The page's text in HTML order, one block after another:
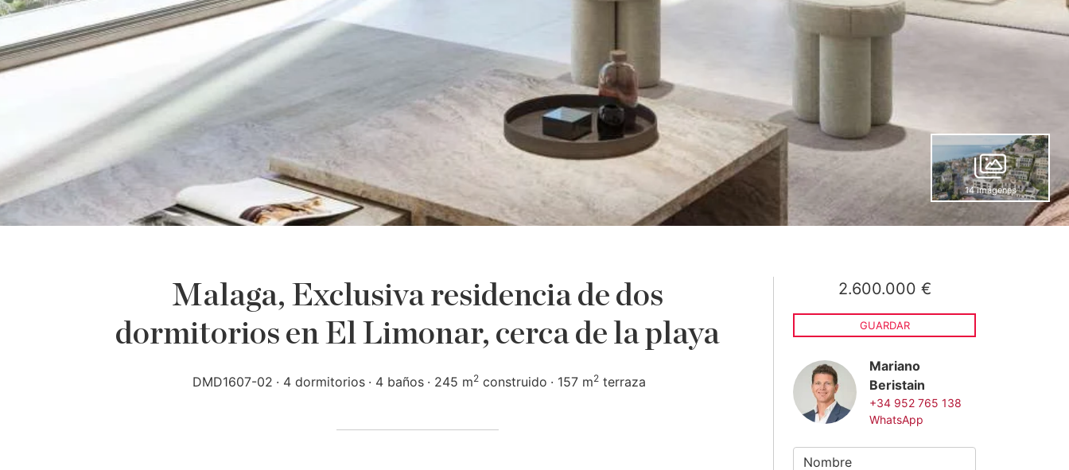
14 imágenes
Malaga, Exclusiva residencia de dos
dormitorios en El Limonar, cerca de la playa
DMD1607-02 4 dormitorios 4 baños 245 m2 construido 157 m2 terraza
2.600.000 €
GUARDAR
Mariano
Beristain
+34 952 765 138
WhatsApp